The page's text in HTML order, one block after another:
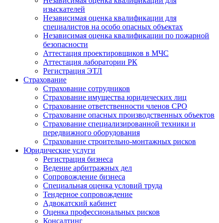
изыскателей
Независимая оценка квалификации для
специалистов на особо опасных объектах
Независимая оценка квалификации по пожарной
безопасности
Аттестация проектировщиков в МЧС
Аттестация лаборатории РК
Регистрация ЭТЛ
Страхование
Страхование сотрудников
Страхование имущества юридических лиц
Страхование ответственности членов СРО
Страхование опасных производственных объектов
Страхование специализированной техники и
передвижного оборудования
Страхование строительно-монтажных рисков
Юридические услуги
Регистрация бизнеса
Ведение арбитражных дел
Сопровождение бизнеса
Специальная оценка условий труда
Тендерное сопровождение
Адвокатский кабинет
Оценка профессиональных рисков
Консалтинг